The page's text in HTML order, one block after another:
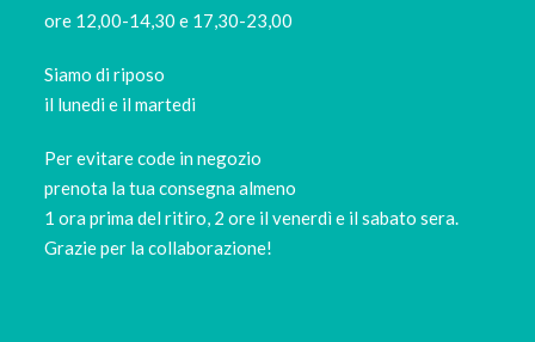
ore 12,00-14,30 e 17,30-23,00
Siamo di riposo
il lunedi e il martedi
Per evitare code in negozio
prenota la tua consegna almeno
1 ora prima del ritiro, 2 ore il venerdì e il sabato sera.
Grazie per la collaborazione!